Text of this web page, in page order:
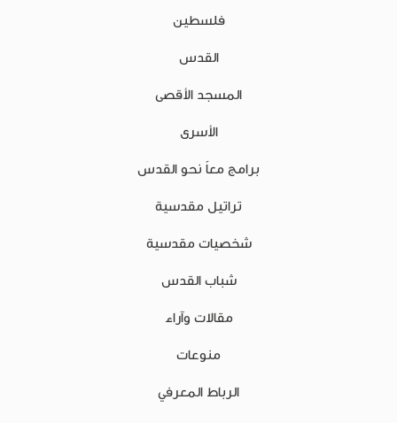
فلسطين
القدس
المسجد الأقصى
الأسرى
برامج معاً نحو القدس
تراتيل مقدسية
شخصيات مقدسية
شباب القدس
مقالات وآراء
منوعات
الرباط المعرفي